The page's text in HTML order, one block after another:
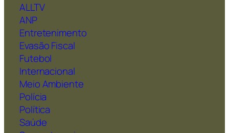
ALLTV
ANP
Entretenimento
Evasão Fiscal
Futebol
Internacional
Meio Ambiente
Polícia
Política
Saúde